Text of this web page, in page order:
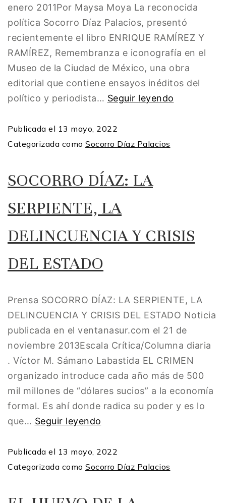
enero 2011Por Maysa Moya La reconocida
política Socorro Díaz Palacios, presentó
recientemente el libro ENRIQUE RAMÍREZ Y
RAMÍREZ, Remembranza e iconografía en el
Museo de la Ciudad de México, una obra
editorial que contiene ensayos inéditos del
político y periodista… Seguir leyendo
Publicada el 13 mayo, 2022
Categorizada como Socorro Díaz Palacios
SOCORRO DÍAZ: LA
SERPIENTE, LA
DELINCUENCIA Y CRISIS
DEL ESTADO
Prensa SOCORRO DÍAZ: LA SERPIENTE, LA
DELINCUENCIA Y CRISIS DEL ESTADO Noticia
publicada en el ventanasur.com el 21 de
noviembre 2013Escala Crítica/Columna diaria
. Víctor M. Sámano Labastida EL CRIMEN
organizado introduce cada año más de 500
mil millones de “dólares sucios” a la economía
formal. Es ahí donde radica su poder y es lo
que… Seguir leyendo
Publicada el 13 mayo, 2022
Categorizada como Socorro Díaz Palacios